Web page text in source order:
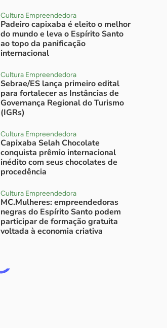
Cultura Empreendedora
Padeiro capixaba é eleito o melhor
do mundo e leva o Espírito Santo
ao topo da panificação
internacional
Cultura Empreendedora
Sebrae/ES lança primeiro edital
para fortalecer as Instâncias de
Governança Regional do Turismo
(IGRs)
Cultura Empreendedora
Capixaba Selah Chocolate
conquista prêmio internacional
inédito com seus chocolates de
procedência
Cultura Empreendedora
MC.Mulheres: empreendedoras
negras do Espírito Santo podem
participar de formação gratuita
voltada à economia criativa